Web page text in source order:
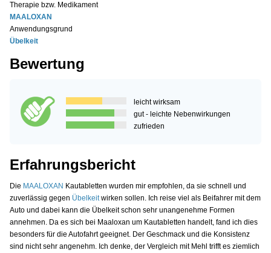
Therapie bzw. Medikament
MAALOXAN
Anwendungsgrund
Übelkeit
Bewertung
leicht wirksam
gut - leichte Nebenwirkungen
zufrieden
Erfahrungsbericht
Die MAALOXAN Kautabletten wurden mir empfohlen, da sie schnell und
zuverlässig gegen Übelkeit wirken sollen. Ich reise viel als Beifahrer mit dem
Auto und dabei kann die Übelkeit schon sehr unangenehme Formen
annehmen. Da es sich bei Maaloxan um Kautabletten handelt, fand ich dies
besonders für die Autofahrt geeignet. Der Geschmack und die Konsistenz
sind nicht sehr angenehm. Ich denke, der Vergleich mit Mehl trifft es ziemlich